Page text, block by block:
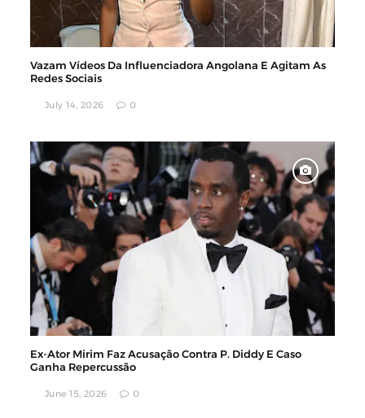
Vazam Vídeos Da Influenciadora Angolana E Agitam As
Redes Sociais
July 14, 2026 0
Ex-Ator Mirim Faz Acusação Contra P. Diddy E Caso
Ganha Repercussão
June 15, 2026 0